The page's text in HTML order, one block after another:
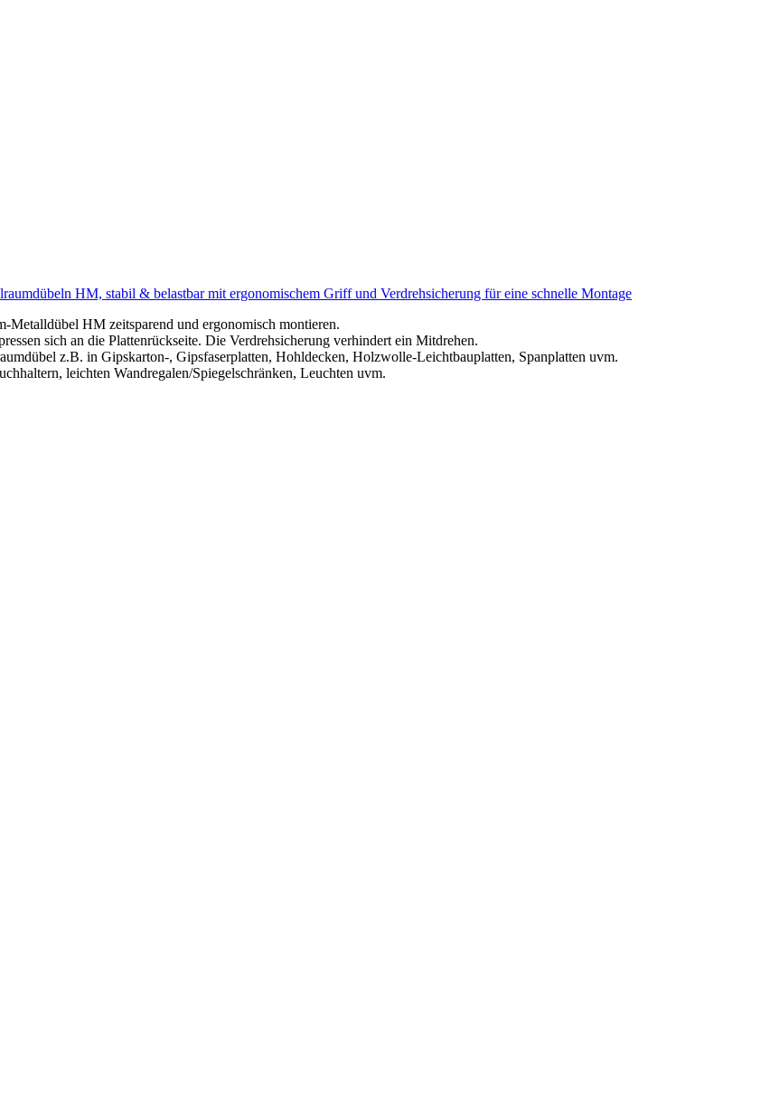
HM, stabil & belastbar mit ergonomischem Griff und Verdrehsicherung für eine schnelle Montage
HM zeitsparend und ergonomisch montieren.
sich an die Plattenrückseite. Die Verdrehsicherung verhindert ein Mitdrehen.
z.B. in Gipskarton-, Gipsfaserplatten, Hohldecken, Holzwolle-Leichtbauplatten, Spanplatten uvm.
leichten Wandregalen/Spiegelschränken, Leuchten uvm.